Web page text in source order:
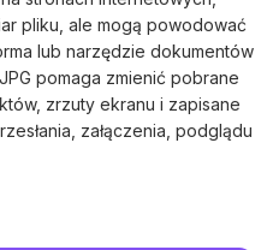
pliku, ale mogą powodować
lub narzędzie dokumentów
pomaga zmienić pobrane
zrzuty ekranu i zapisane
załączenia, podglądu